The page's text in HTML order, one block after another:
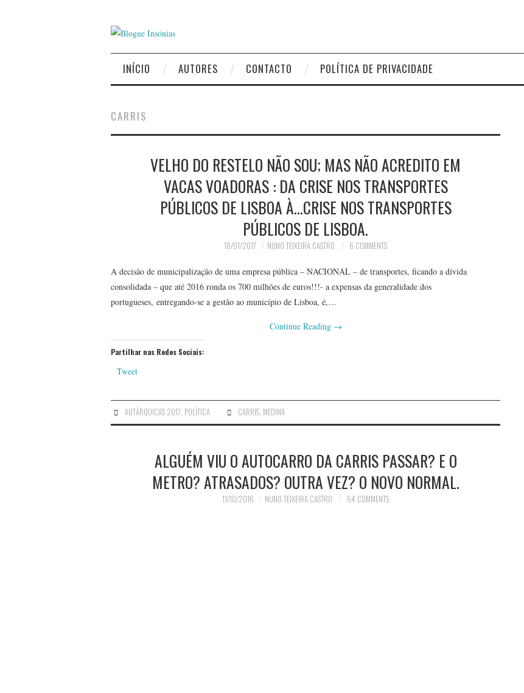
INÍCIO AUTORES CONTACTO POLÍTICA DE PRIVACIDADE
CARRIS
VELHO DO RESTELO NÃO SOU; MAS NÃO ACREDITO EM
VACAS VOADORAS : DA CRISE NOS TRANSPORTES
PÚBLICOS DE LISBOA À…CRISE NOS TRANSPORTES
PÚBLICOS DE LISBOA.
18/01/2017 NUNO TEIXEIRA CASTRO 6 COMMENTS
A decisão de municipalização de uma empresa pública – NACIONAL – de transportes, ficando a dívida
consolidada – que até 2016 ronda os 700 milhões de euros!!!- a expensas da generalidade dos
portugueses, entregando-se a gestão ao município de Lisboa, é,…
Continue Reading →
Partilhar nas Redes Sociais:
Tweet
AUTÁRQUICAS 2017, POLÍTICA CARRIS, MEDINA
ALGUÉM VIU O AUTOCARRO DA CARRIS PASSAR? E O
METRO? ATRASADOS? OUTRA VEZ? O NOVO NORMAL.
11/10/2016 NUNO TEIXEIRA CASTRO 64 COMMENTS